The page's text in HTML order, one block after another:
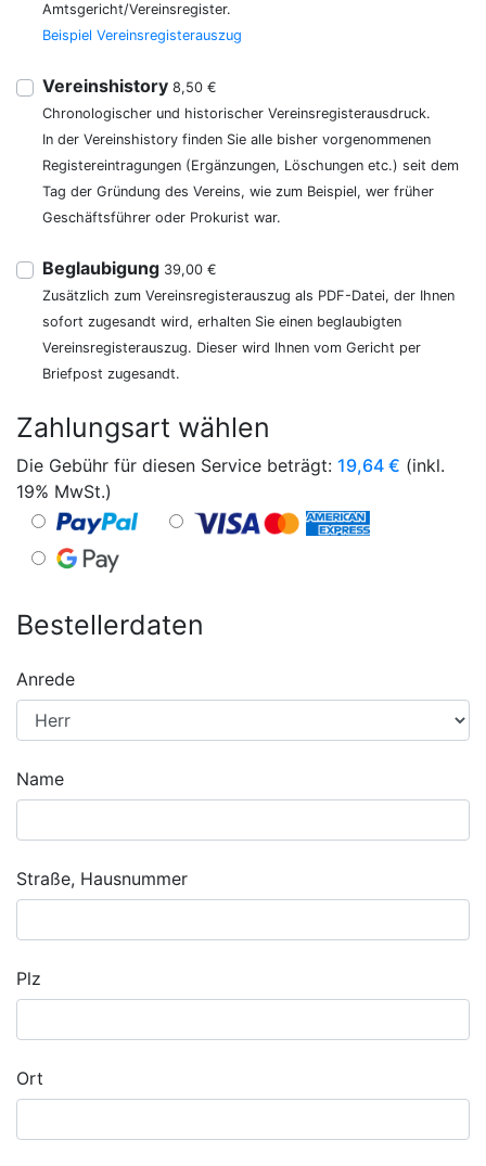
Amtsgericht/Vereinsregister.
Beispiel Vereinsregisterauszug
Vereinshistory 8,50 €
Chronologischer und historischer Vereinsregisterausdruck.
In der Vereinshistory finden Sie alle bisher vorgenommenen
Registereintragungen (Ergänzungen, Löschungen etc.) seit dem
Tag der Gründung des Vereins, wie zum Beispiel, wer früher
Geschäftsführer oder Prokurist war.
Beglaubigung 39,00 €
Zusätzlich zum Vereinsregisterauszug als PDF-Datei, der Ihnen
sofort zugesandt wird, erhalten Sie einen beglaubigten
Vereinsregisterauszug. Dieser wird Ihnen vom Gericht per
Briefpost zugesandt.
Zahlungsart wählen
Die Gebühr für diesen Service beträgt: 19,64 € (inkl.
19% MwSt.)
Bestellerdaten
Anrede
Name
Straße, Hausnummer
Plz
Ort